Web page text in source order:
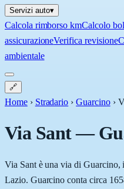
Servizi auto▾
Calcola rimborso kmCalcolo
assicurazioneVerifica revisione
ambientale
🔗
Home › Stradario › Guarcino ›
Via Sant—
Via Sant è una via di
Lazio. Guarcino conta circa